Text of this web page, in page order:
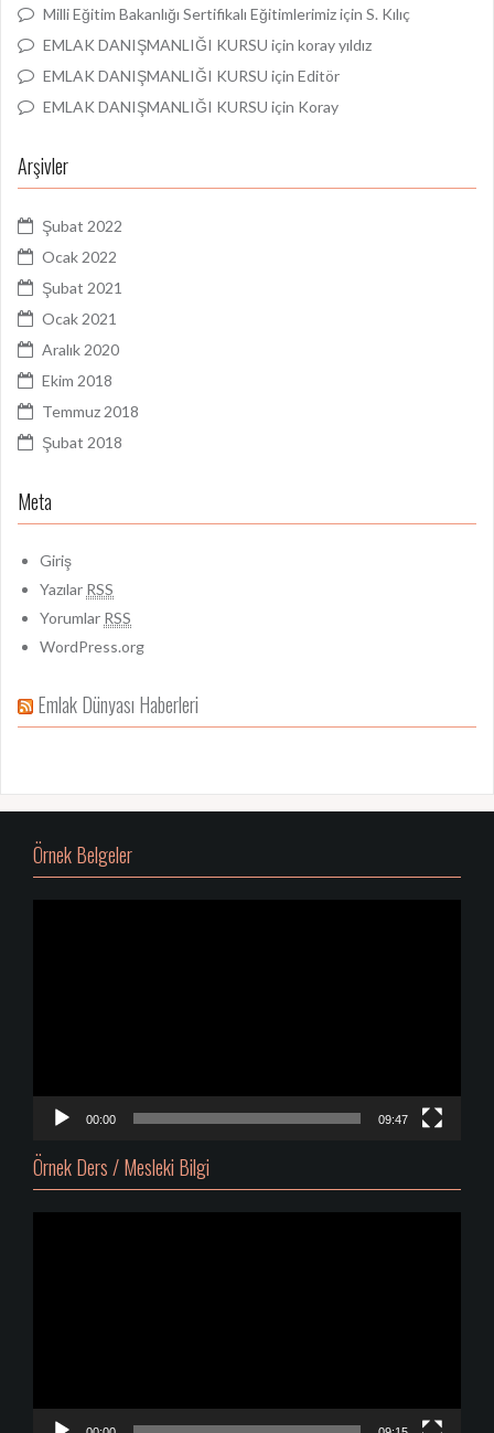
Milli Eğitim Bakanlığı Sertifikalı Eğitimlerimiziçin S. Kılıç
EMLAK DANIŞMANLIĞI KURSU için koray yıldız
EMLAK DANIŞMANLIĞI KURSU için Editör
EMLAK DANIŞMANLIĞI KURSU için Koray
Arşivler
Şubat 2022
Ocak 2022
Şubat 2021
Ocak 2021
Aralık 2020
Ekim 2018
Temmuz 2018
Şubat 2018
Meta
Giriş
Yazılar RSS
Yorumlar RSS
WordPress.org
Emlak Dünyası Haberleri
Örnek Belgeler
00:00 09:47
Örnek Ders / Mesleki Bilgi